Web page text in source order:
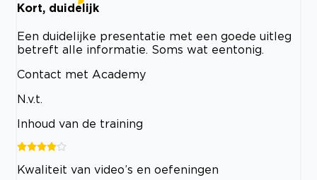
Kort, duidelijk
Een duidelijke presentatie met een goede uitleg
betreft alle informatie. Soms wat eentonig.
Contact met Academy
N.v.t.
Inhoud van de training
Kwaliteit van video’s en oefeningen